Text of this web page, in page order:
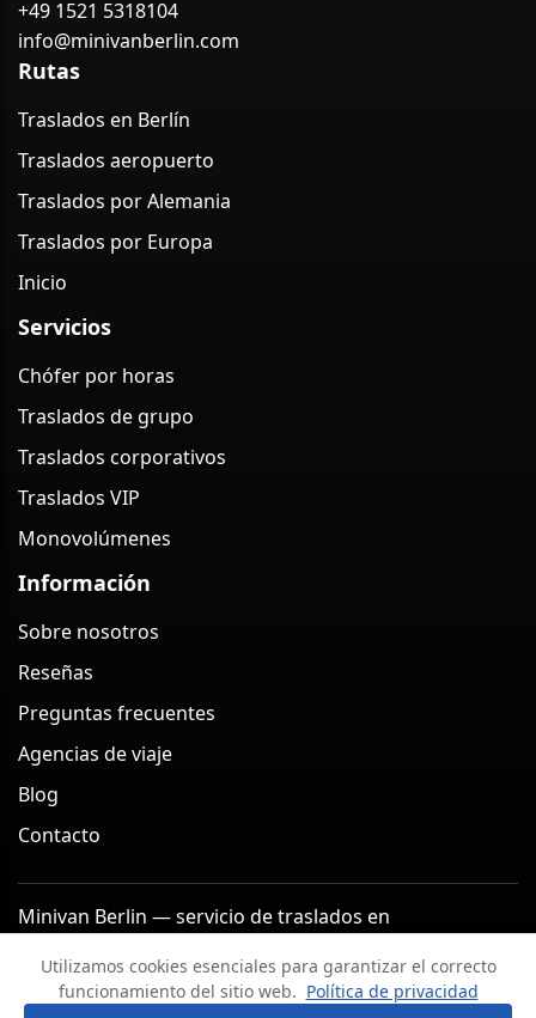
+49 1521 5318104
info@minivanberlin.com
Rutas
Traslados en Berlín
Traslados aeropuerto
Traslados por Alemania
Traslados por Europa
Inicio
Servicios
Chófer por horas
Traslados de grupo
Traslados corporativos
Traslados VIP
Monovolúmenes
Información
Sobre nosotros
Reseñas
Preguntas frecuentes
Agencias de viaje
Blog
Contacto
Minivan Berlin — servicio de traslados en
Aviso legal
Política de privacidad
Términos y condiciones
Política de cancelación
Utilizamos cookies esenciales para garantizar el correcto
funcionamiento del sitio web. Política de privacidad